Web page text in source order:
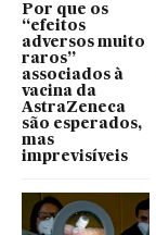
Por que os
“efeitos
adversos muito
raros”
associados à
vacina da
AstraZeneca
são esperados,
mas
imprevisíveis